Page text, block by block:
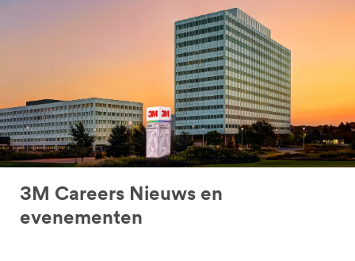
3M Careers Nieuws en
evenementen